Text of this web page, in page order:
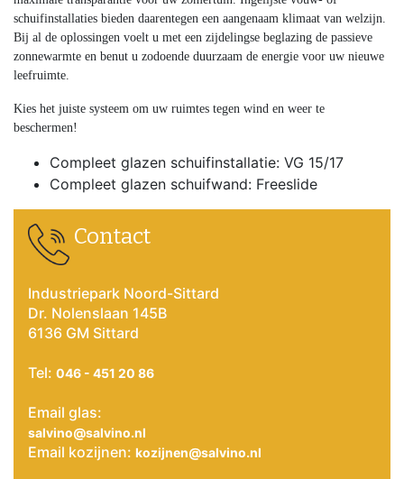
schuifinstallaties bieden daarentegen een aangenaam klimaat van welzijn.
Bij al de oplossingen voelt u met een zijdelingse beglazing de passieve
zonnewarmte en benut u zodoende duurzaam de energie voor uw nieuwe
leefruimte.
Kies het juiste systeem om uw ruimtes tegen wind en weer te
beschermen!
Compleet glazen schuifinstallatie: VG 15/17
Compleet glazen schuifwand: Freeslide
Contact
Industriepark Noord-Sittard
Dr. Nolenslaan 145B
6136 GM Sittard
Tel: 046 - 451 20 86
Email glas:
salvino@salvino.nl
Email kozijnen: kozijnen@salvino.nl